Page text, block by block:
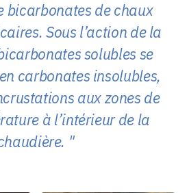
bicarbonates de chaux
Sous l’action de la
solubles se
carbonates insolubles,
aux zones de
à l’intérieur de la